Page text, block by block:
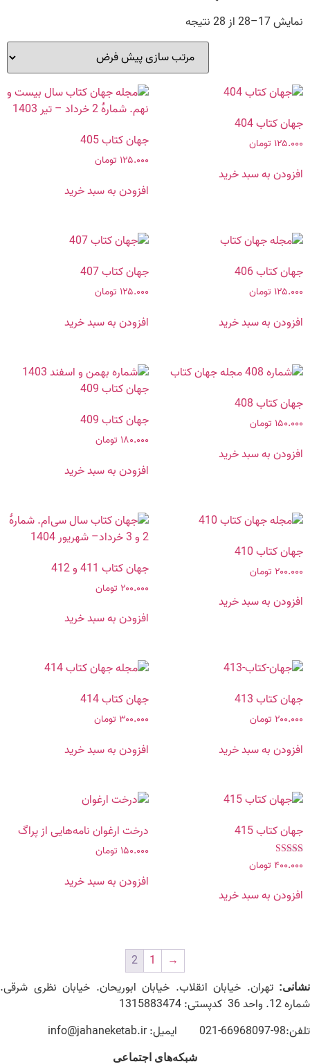
نمایش 17–28 از 28 نتیجه
جهان کتاب 404
۱۲۵.۰۰۰ تومان
افزودن به سبد خرید
جهان کتاب 405
۱۲۵.۰۰۰ تومان
افزودن به سبد خرید
جهان کتاب 406
۱۲۵.۰۰۰ تومان
افزودن به سبد خرید
جهان کتاب 407
۱۲۵.۰۰۰ تومان
افزودن به سبد خرید
جهان کتاب 408
۱۵۰.۰۰۰ تومان
افزودن به سبد خرید
جهان کتاب 409
۱۸۰.۰۰۰ تومان
افزودن به سبد خرید
جهان کتاب 410
۲۰۰.۰۰۰ تومان
افزودن به سبد خرید
جهان کتاب 411 و 412
۲۰۰.۰۰۰ تومان
افزودن به سبد خرید
جهان کتاب 413
۲۰۰.۰۰۰ تومان
افزودن به سبد خرید
جهان کتاب 414
۳۰۰.۰۰۰ تومان
افزودن به سبد خرید
جهان کتاب 415
نمره
5.00
۴۰۰.۰۰۰ تومان
افزودن به سبد خرید
درخت ارغوان نامه‌هایی از پراگ
۱۵۰.۰۰۰ تومان
افزودن به سبد خرید
→
1
2
نشانی: تهران. خیابان انقلاب. خیابان ابوریحان. خیابان نظری شرقی.
شماره 12. واحد 36 کدپستی: 1315883474
تلفن:98-66968097-021 ایمیل: info@jahaneketab.ir
شبکه‌های اجتماعی